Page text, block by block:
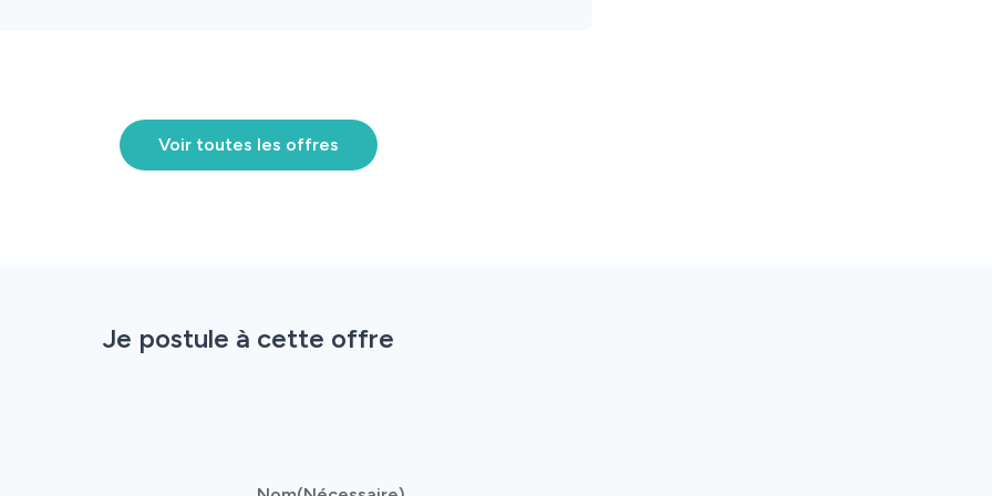
Voir toutes les offres
Je postule à cette offre